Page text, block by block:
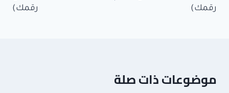
رقمك)
رقمك)
موضوعات ذات صلة